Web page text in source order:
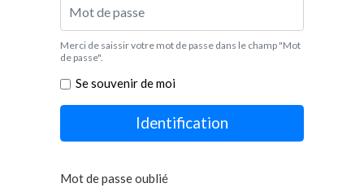
Mon panier
Festival - soirée
Merci de saissir votre mot de passe dans le champ "Mot
de passe".
Se souvenir de moi
Identification
Mot de passe oublié